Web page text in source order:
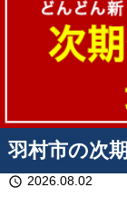
羽村市の次
schedule 2026.08.02